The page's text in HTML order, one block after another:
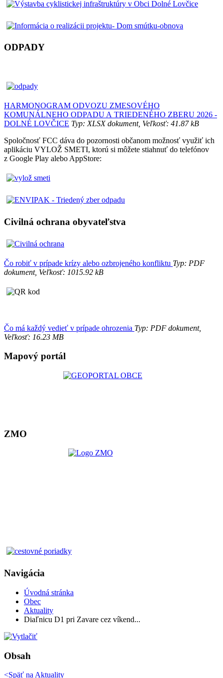
ODPADY
HARMONOGRAM ODVOZU ZMESOVÉHO
KOMUNÁLNEHO ODPADU A TRIEDENÉHO ZBERU 2026 -
DOLNÉ LOVČICE Typ: XLSX dokument, Veľkosť: 41.87 kB
Spoločnosť FCC dáva do pozornosti občanom možnosť využiť ich
aplikáciu VYLOŽ SMETI, ktorú si môžete stiahnuť do telefónov
z Google Play alebo AppStore:
Civilná ochrana obyvateľstva
Čo robiť v prípade krízy alebo ozbrojeného konfliktu Typ: PDF
dokument, Veľkosť: 1015.92 kB
Čo má každý vedieť v prípade ohrozenia Typ: PDF dokument,
Veľkosť: 16.23 MB
Mapový portál
ZMO
Navigácia
Úvodná stránka
Obec
Aktuality
Diaľnicu D1 pri Zavare cez víkend...
Obsah
<Späť na Aktuality